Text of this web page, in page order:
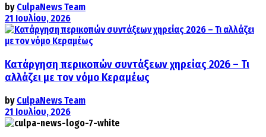
by CulpaNews Team
21 Ιουλίου, 2026
Κατάργηση περικοπών συντάξεων χηρείας 2026 – Τι
αλλάζει με τον νόμο Κεραμέως
by CulpaNews Team
21 Ιουλίου, 2026